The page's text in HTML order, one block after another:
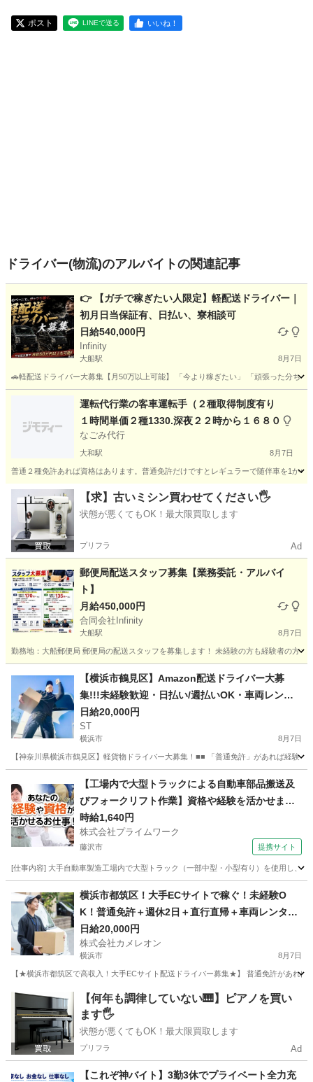
ポスト LINEで送る いいね！
ドライバー(物流)のアルバイトの関連記事
👉 【ガチで稼ぎたい人限定】軽配送ドライバー｜
初月日当保証有、日払い、寮相談可
日給540,000円
Infinity
大船駅 8月7日
🚗軽配送ドライバー大募集【月50万以上可能】 「今より稼ぎたい」 「頑張った分
大船駅 ドライバー 80万
運転代行業の客車運転手（２種取得制度有り
１時間単価２種1330.深夜２２時から１６８０
なごみ代行
大和駅 8月7日
普通２種免許あれば資格はあります。普通免許だけですとレギュラーで随伴車を1か
神奈川 大和市 大和駅 ドライバー 運転代行業
【求】古いミシン買わせてください🖐️
状態が悪くてもOK！最大限買取します
プリフラ Ad
郵便局配送スタッフ募集【業務委託・アルバイ
ト】
月給450,000円
合同会社Infinity
大船駅 8月7日
勤務地：大船郵便局 郵便局の配送スタッフを募集します！ 未経験の方も経験者の方
大船駅 配送
【横浜市鶴見区】Amazon配送ドライバー大募
集!!!未経験歓迎・日払い/週払いOK・車両レンタ
ル・
日給20,000円
ST
横浜市 8月7日
【神奈川県横浜市鶴見区】軽貨物ドライバー大募集！■■ 「普通免許」があれば経験
ドライバー 積み込み
【工場内で大型トラックによる自動車部品搬送及
びフォークリフト作業】資格や経験を活かせま
す！
時給1,640円
株式会社プライムワーク
藤沢市 提携サイト
[仕事内容] 大手自動車製造工場内で大型トラック（一部中型・小型有り）を使用
ドライバー
横浜市都筑区！大手ECサイトで稼ぐ！未経験O
K！普通免許＋週休2日＋直行直帰＋車両レンタ
ル！
日給20,000円
株式会社カメレオン
横浜市 8月7日
【★横浜市都筑区で高収入！大手ECサイト配送ドライバー募集★】 普通免許があれ
神奈川 ドライバー 積み込み
【何年も調律していない🎹】ピアノを買い
ます🖐️
状態が悪くてもOK！最大限買取します
プリフラ Ad
【これぞ神バイト】3勤3休でプライベート全力充